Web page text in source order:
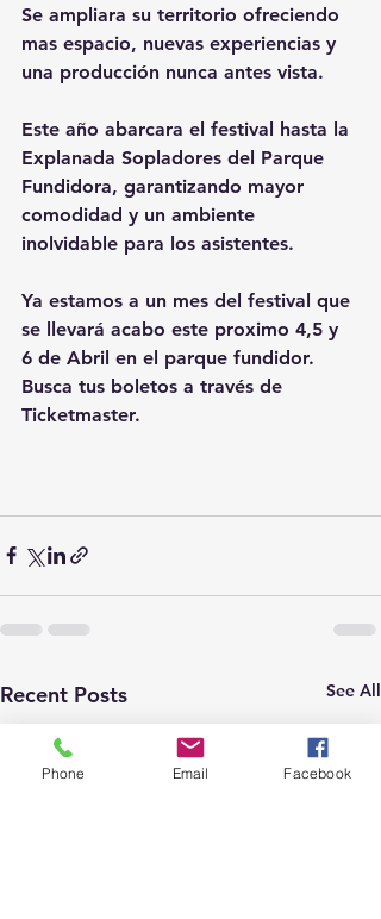
Se ampliara su territorio ofreciendo
mas espacio, nuevas experiencias y
una producción nunca antes vista.
Este año abarcara el festival hasta la
Explanada Sopladores del Parque
Fundidora, garantizando mayor
comodidad y un ambiente
inolvidable para los asistentes.
Ya estamos a un mes del festival que
se llevará acabo este proximo 4,5 y
6 de Abril en el parque fundidor.
Busca tus boletos a través de
Ticketmaster.
Recent Posts See All
Phone Email Facebook